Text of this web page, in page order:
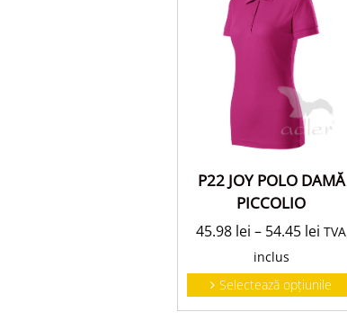
P22 JOY POLO DAMĂ
PICCOLIO
45.98 lei – 54.45 lei TVA
inclus
Selectează opțiunile